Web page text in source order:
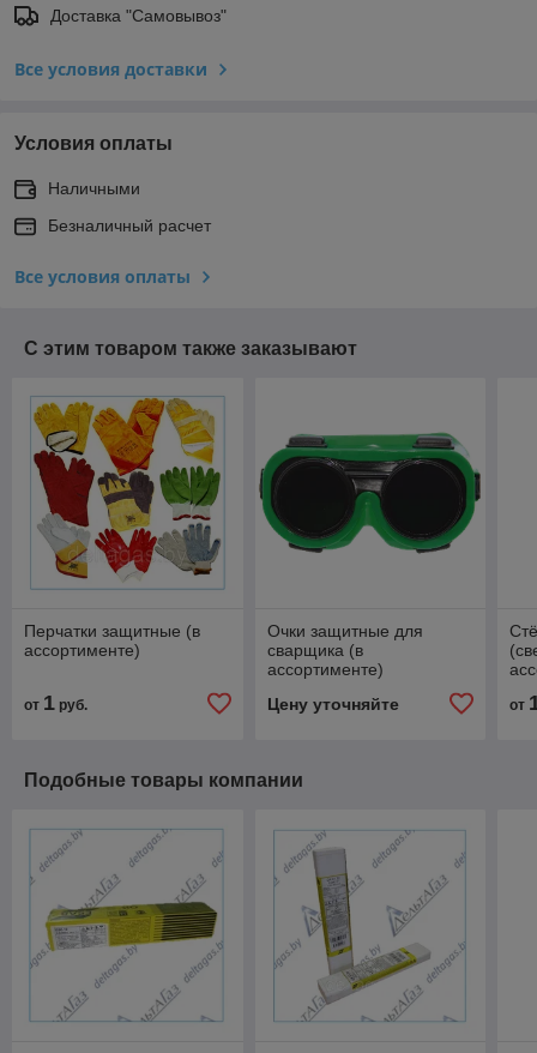
Доставка "Самовывоз"
Все условия доставки
Условия оплаты
Наличными
Безналичный расчет
Все условия оплаты
С этим товаром также заказывают
Перчатки защитные (в
ассортименте)
от 1 руб.
Очки защитные для
сварщика (в
ассортименте)
Цену уточняйте
от
Подобные товары компании